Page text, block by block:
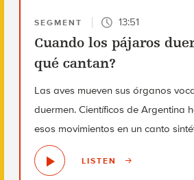
SEGMENT 13:51
Cuando los pájaros
qué cantan?
Las aves mueven sus órganos
duermen. Científicos de Argentina
esos movimientos en un canto
LISTEN